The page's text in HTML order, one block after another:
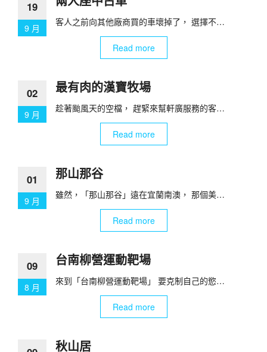
19
9 月
客人之前向其他廠商買的車壞掉了， 選擇不…
Read more
02
9 月
最有肉的漢寶牧場
趁著颱風天的空檔， 趕緊來幫軒廣服務的客…
Read more
01
9 月
那山那谷
雖然，「那山那谷」遠在宜蘭南澳， 那個美…
Read more
09
8 月
台南柳營運動靶場
來到「台南柳營運動靶場」 要克制自己的慾…
Read more
秋山居